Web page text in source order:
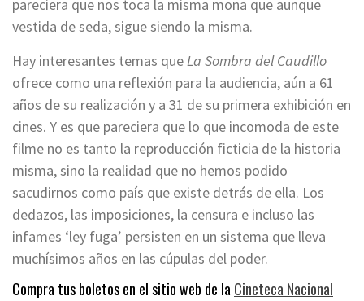
pareciera que nos toca la misma mona que aunque
vestida de seda, sigue siendo la misma.
Hay interesantes temas queLa Sombra del Caudillo
ofrece como una reflexión para la audiencia, aún a 61
años de su realización y a 31 de su primera exhibición en
cines. Y es que pareciera que lo que incomoda de este
filme no es tanto la reproducción ficticia de la historia
misma, sino la realidad que no hemos podido
sacudirnos como país que existe detrás de ella. Los
dedazos, las imposiciones, la censura e incluso las
infames ‘ley fuga’ persisten en un sistema que lleva
muchísimos años en las cúpulas del poder.
Compra tus boletos en el sitio web de la Cineteca Nacional